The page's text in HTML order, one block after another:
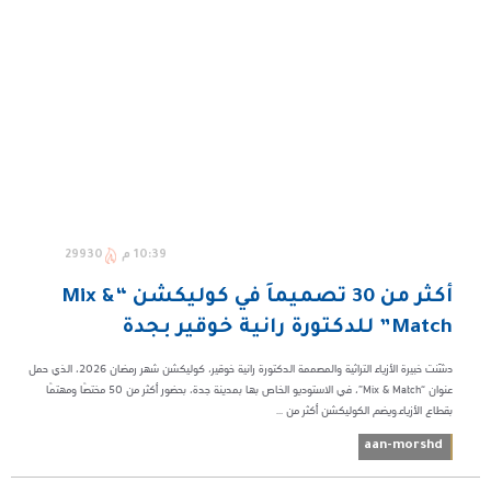
10:39 م 29930
​أكثر من 30 تصميماً في كوليكشن “Mix &
Match” للدكتورة رانية خوقير بجدة
دشّنت خبيرة الأزياء التراثية والمصممة الدكتورة رانية خوقير، كوليكشن شهر رمضان 2026، الذي حمل
عنوان “Mix & Match”، في الاستوديو الخاص بها بمدينة جدة، بحضور أكثر من 50 مختصًا ومهتمًا
بقطاع الأزياء.ويضم الكوليكشن أكثر من ...
aan-morshd